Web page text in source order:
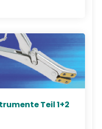
Teil 1+2